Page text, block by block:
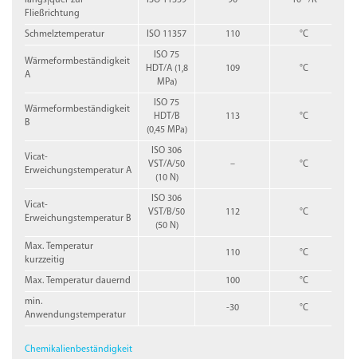
Fließrichtung
Schmelztemperatur ISO 11357 110 °C
Wärmeformbeständigkeit
A
ISO 75
HDT/A (1,8
MPa)
109 °C
Wärmeformbeständigkeit
B
ISO 75
HDT/B
(0,45 MPa)
113 °C
Vicat-
Erweichungstemperatur A
ISO 306
VST/A/50
(10 N)
– °C
Vicat-
Erweichungstemperatur B
ISO 306
VST/B/50
(50 N)
112 °C
Max. Temperatur
kurzzeitig
110 °C
Max. Temperatur dauernd 100 °C
min.
Anwendungstemperatur
-30 °C
Chemikalienbeständigkeit